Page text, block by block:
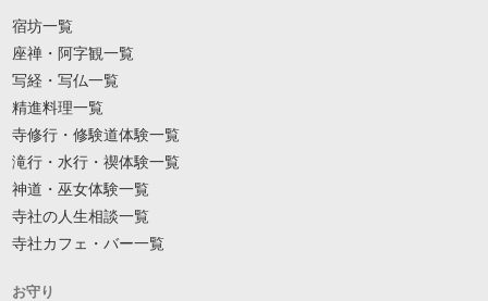
宿坊一覧
座禅・阿字観一覧
写経・写仏一覧
精進料理一覧
寺修行・修験道体験一覧
滝行・水行・禊体験一覧
神道・巫女体験一覧
寺社の人生相談一覧
寺社カフェ・バー一覧
お守り